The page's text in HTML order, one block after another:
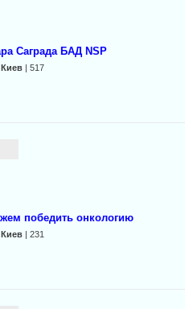
Саграда БАД NSP
Киев| 517
победить онкологию
Киев| 231